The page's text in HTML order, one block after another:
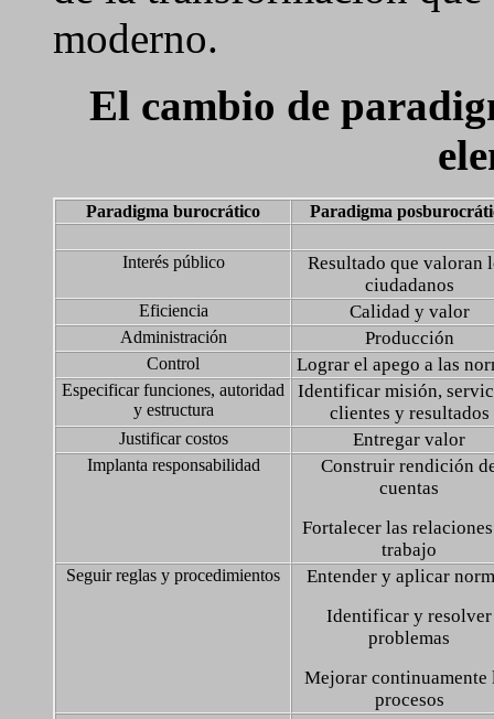
moderno.
El cambio de
Paradigma burocrático Paradigma
Interés público
Resultado que valoran
ciudadanos
Eficiencia Calidad y valor
Administración Producción
Control Lograr el apego a las
Especificar funciones, autoridad
y estructura
Identificar misión,
clientes y resultados
Justificar costos Entregar valor
Implanta responsabilidad
Construir rendición
cuentas
Fortalecer las
trabajo
Seguir reglas y procedimientos
Entender y aplicar
Identificar y resolver
problemas
Mejorar continuamente
procesos